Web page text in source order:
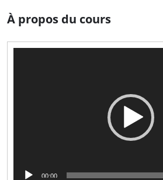
À propos du cours
00:00